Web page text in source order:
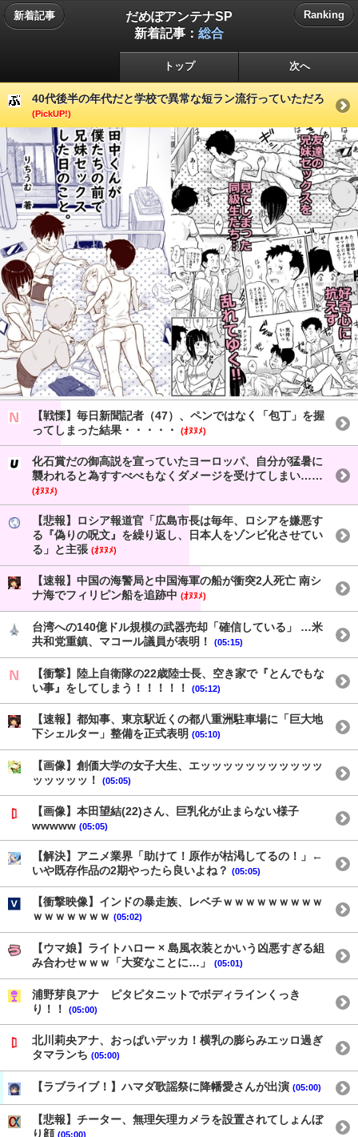
新着記事
だめぽアンテナSP
新着記事： 総合
Ranking
トップ 次へ
40代後半の年代だと学校で異常な短ラン流行っていただろ
(PickUP!)
【戦慄】毎日新聞記者（47）、ペンではなく「包丁」を握
ってしまった結果・・・・・
(ｵﾇﾇﾒ)
化石賞だの御高説を宣っていたヨーロッパ、自分が猛暑に
襲われると為すすべべもなくダメージを受けてしまい……
(ｵﾇﾇﾒ)
【悲報】ロシア報道官「広島市長は毎年、ロシアを嫌悪す
る『偽りの呪文』を繰り返し、日本人をゾンビ化させてい
る」と主張 (ｵﾇﾇﾒ)
【速報】中国の海警局と中国海軍の船が衝突2人死亡 南シ
ナ海でフィリピン船を追跡中 (ｵﾇﾇﾒ)
台湾への140億ドル規模の武器売却「確信している」 …米
共和党重鎮、マコール議員が表明！
(05:15)
【衝撃】陸上自衛隊の22歳陸士長、空き家で『とんでもな
い事』をしてしまう！！！！！
(05:12)
【速報】都知事、東京駅近くの都八重洲駐車場に「巨大地
下シェルター」整備を正式表明 (05:10)
【画像】創価大学の女子大生、エッッッッッッッッッッッ
ッッッッッ！
(05:05)
【画像】本田望結(22)さん、巨乳化が止まらない様子
wwwww (05:05)
【解決】アニメ業界「助けて！原作が枯渇してるの！」←
いや既存作品の2期やったら良いよね？ (05:05)
【衝撃映像】インドの暴走族、レベチｗｗｗｗｗｗｗｗｗ
ｗｗｗｗｗｗｗ (05:02)
【ウマ娘】ライトハロー × 島風衣装とかいう凶悪すぎる組
み合わせｗｗｗ「大変なことに…」
(05:01)
浦野芽良アナ ピタピタニットでボディラインくっき
り！！
(05:00)
北川莉央アナ、おっぱいデッカ！横乳の膨らみエッロ過ぎ
タマランち (05:00)
【ラブライブ！】ハマダ歌謡祭に降幡愛さんが出演 (05:00)
【悲報】チーター、無理矢理カメラを設置されてしょんぼ
り顔 (05:00)